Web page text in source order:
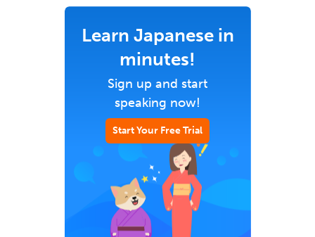
Learn Japanese in
minutes!
Sign up and start
speaking now!
Start Your Free Trial